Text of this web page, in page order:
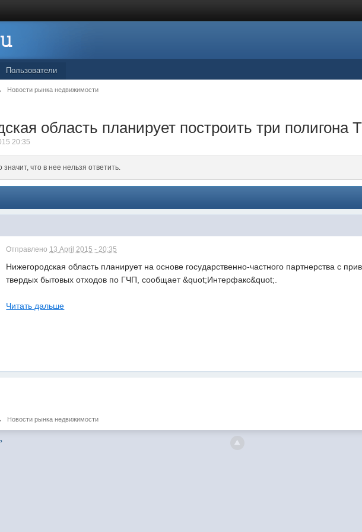
Пользователи
Новости рынка недвижимости
область планирует построить три
20:35
значит, что в нее нельзя ответить.
Отправлено 13 April 2015 - 20:35
Нижегородская область планирует на основе государственно-частного партнерства с
твердых бытовых отходов по ГЧП, сообщает &quot;Интерфакс&quot;.
Читать дальше
Новости рынка недвижимости